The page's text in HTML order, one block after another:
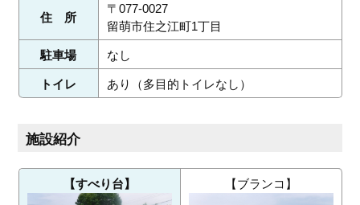
住 所
〒077-0027
留萌市住之江町1丁目
駐車場 なし
トイレ あり（多目的トイレなし）
施設紹介
【すべり台】 【ブランコ】